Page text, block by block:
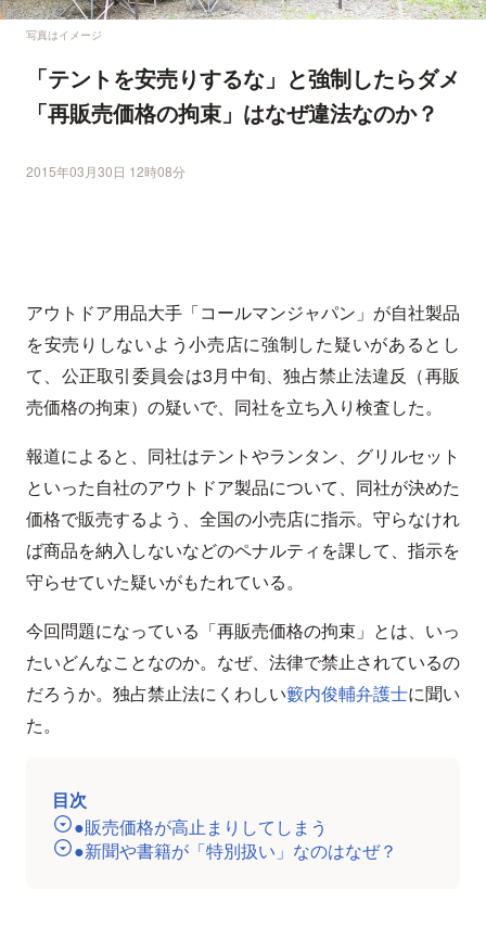
写真はイメージ
「テントを安売りするな」と強制したらダメ
「再販売価格の拘束」はなぜ違法なのか？
2015年03月30日 12時08分
アウトドア用品大手「コールマンジャパン」が自社製品
を安売りしないよう小売店に強制した疑いがあるとし
て、公正取引委員会は3月中旬、独占禁止法違反（再販
売価格の拘束）の疑いで、同社を立ち入り検査した。
報道によると、同社はテントやランタン、グリルセット
といった自社のアウトドア製品について、同社が決めた
価格で販売するよう、全国の小売店に指示。守らなけれ
ば商品を納入しないなどのペナルティを課して、指示を
守らせていた疑いがもたれている。
今回問題になっている「再販売価格の拘束」とは、いっ
たいどんなことなのか。なぜ、法律で禁止されているの
だろうか。独占禁止法にくわしい籔内俊輔弁護士に聞い
た。
目次
●販売価格が高止まりしてしまう
●新聞や書籍が「特別扱い」なのはなぜ？